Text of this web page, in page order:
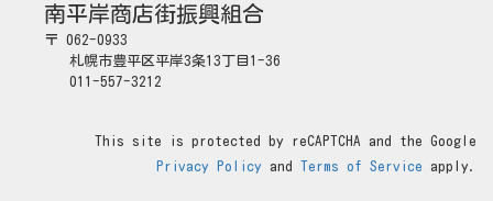
南平岸商店街振興組合
〒 062-0933
札幌市豊平区平岸3条13丁目1-36
011-557-3212
This site is protected by reCAPTCHA and the Google
Privacy Policy and Terms of Service apply.